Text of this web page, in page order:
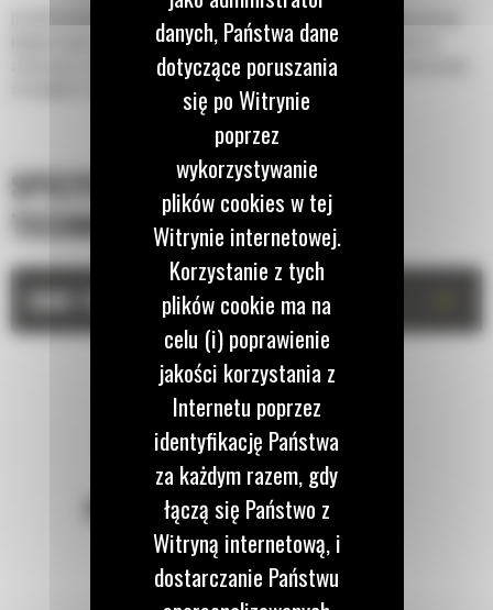
Do 50% krótszy czas kopania oraz możliwość zachowania do 15% większej ilości
ładunku dzięki łyżce z serii Performance z dnem płaskim. Najlepszy wybór do
zastosowań związanych z układaniem stosów i załadunkiem pojazdów ciężarowych,
szczególnie w przypadku pracy na miękkim podłożu.
SPECYFIKACJA
TECHNICZNA
DANE TECHNICZNE
POZOSTAŃMY W KONTAKCIE
danych, Państwa dane
dotyczące poruszania
się po Witrynie
poprzez
wykorzystywanie
plików cookies w tej
Witrynie internetowej.
Korzystanie z tych
plików cookie ma na
celu (i) poprawienie
jakości korzystania z
Internetu poprzez
identyfikację Państwa
za każdym razem, gdy
łączą się Państwo z
Witryną internetową, i
dostarczanie Państwu